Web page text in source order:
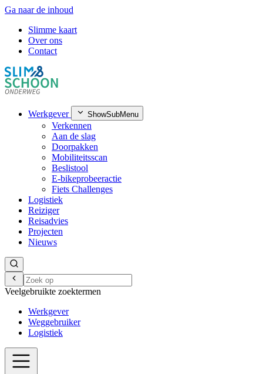
Ga naar de inhoud
Slimme kaart
Over ons
Contact
Werkgever ShowSubMenu
Verkennen
Aan de slag
Doorpakken
Mobiliteitsscan
Beslistool
E-bikeprobeeractie
Fiets Challenges
Logistiek
Reiziger
Reisadvies
Projecten
Nieuws
Veelgebruikte zoektermen
Werkgever
Weggebruiker
Logistiek